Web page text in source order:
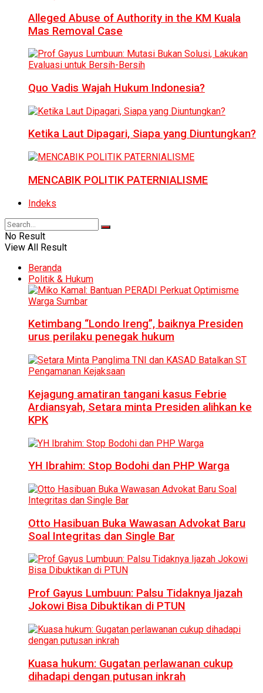
Alleged Abuse of Authority in the KM Kuala
Mas Removal Case
Quo Vadis Wajah Hukum Indonesia?
Ketika Laut Dipagari, Siapa yang Diuntungkan?
MENCABIK POLITIK PATERNIALISME
Indeks
No Result
View All Result
Beranda
Politik & Hukum
Ketimbang “Londo Ireng”, baiknya Presiden
urus perilaku penegak hukum
Kejagung amatiran tangani kasus Febrie
Ardiansyah, Setara minta Presiden alihkan ke
KPK
YH Ibrahim: Stop Bodohi dan PHP Warga
Otto Hasibuan Buka Wawasan Advokat Baru
Soal Integritas dan Single Bar
Prof Gayus Lumbuun: Palsu Tidaknya Ijazah
Jokowi Bisa Dibuktikan di PTUN
Kuasa hukum: Gugatan perlawanan cukup
dihadapi dengan putusan inkrah